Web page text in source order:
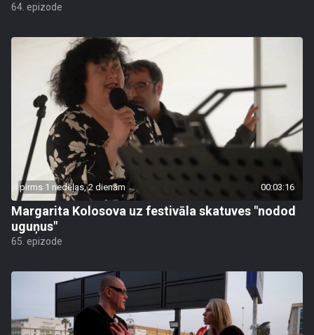
64. epizode
pirms 1 nedēļas, 2 dienām 00:03:16
Margarita Kolosova uz festivāla skatuves "nodod
uguņus"
65. epizode